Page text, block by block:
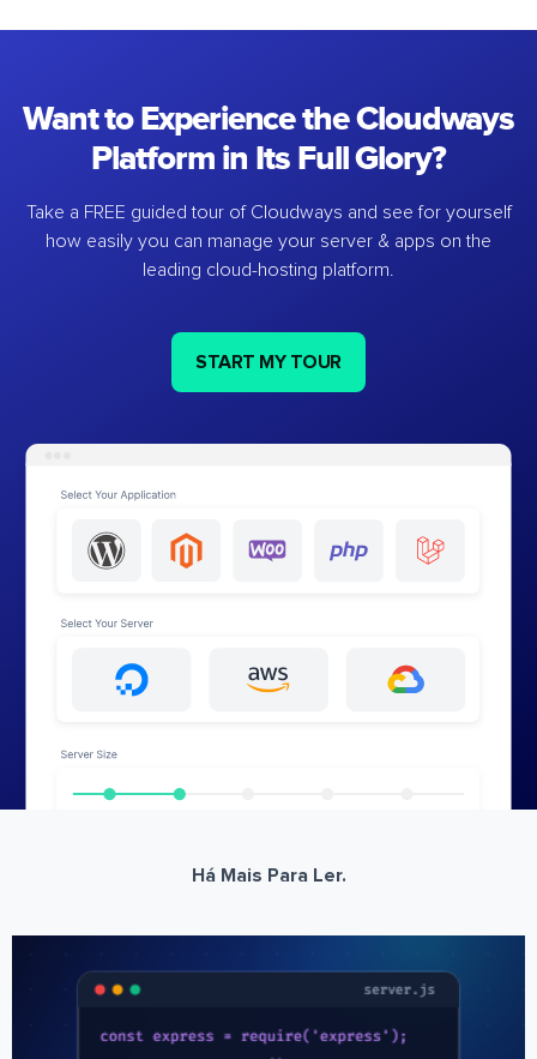
Want to Experience the Cloudways
Platform in Its Full Glory?
Take a FREE guided tour of Cloudways and see for yourself
how easily you can manage your server & apps on the
leading cloud-hosting platform.
START MY TOUR
Há Mais Para Ler.